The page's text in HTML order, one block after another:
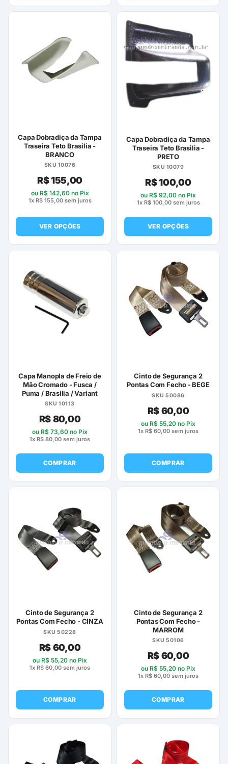
Capa Dobradiça da Tampa
Traseira Teto Brasilia -
BRANCO
SKU 10076
R$155,00
ou R$142,60no Pix
1x R$155,00sem juros
VER OPÇÕES
Este
variantes.
As
opções
podem
ser
página
do
produto
Capa Dobradiça da Tampa
Traseira Teto Brasilia -
PRETO
SKU 10079
R$100,00
ou R$ 92,00 no Pix
1x R$100,00sem juros
VER OPÇÕES
Este
tem
várias
variantes.
As
opções
podem
do
produto
Capa Manopla de Freio de
Mão Cromado - Fusca /
Puma / Brasilia / Variant
SKU 10113
R$80,00
ou R$ 73,60 no Pix
1x R$ 80,00 sem juros
COMPRAR
Cinto de Segurança 2
Pontas Com Fecho - BEGE
SKU 50086
R$60,00
ou R$ 55,20 no Pix
1x R$ 60,00 sem juros
COMPRAR
Cinto de Segurança 2
Pontas Com Fecho - CINZA
SKU 50228
R$60,00
ou R$ 55,20 no Pix
1x R$ 60,00 sem juros
COMPRAR
Cinto de Segurança 2
Pontas Com Fecho -
MARROM
SKU 50106
R$60,00
ou R$ 55,20 no Pix
1x R$ 60,00 sem juros
COMPRAR